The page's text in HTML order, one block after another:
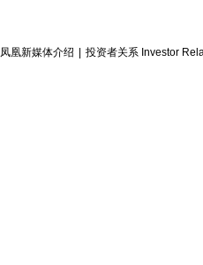
凤凰新媒体介绍 投资者关系 Investor